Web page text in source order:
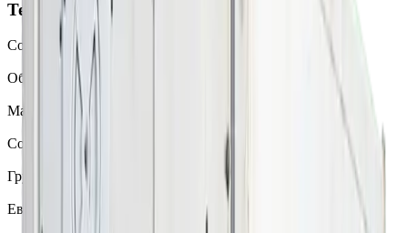
Технические характеристики
Состояние
Рефрижератор
Объём
Макс. вес брутто
Собственный вес (тара)
2290 кг
Грузоподъёмность
Европаллеты